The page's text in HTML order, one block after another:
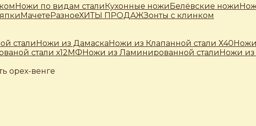
Ножи по видам сталиКухонные ножиБелёвские ножи
МачетеРазноеХИТЫ ПРОДАЖЗонты с клинком
сталиНожи из ДамаскаНожи из Клапанной стали Х40Ножи
стали х12МФНожи из Ламинированной сталиНожи из
орех-венге